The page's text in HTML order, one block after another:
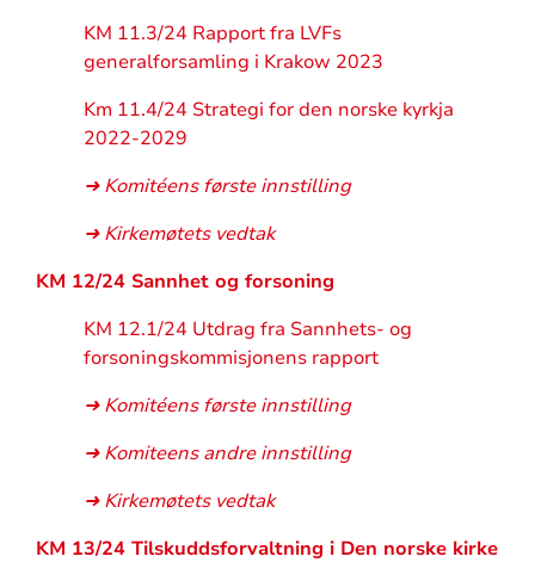
KM 11.3/24 Rapport fra LVFs
generalforsamling i Krakow 2023
Km 11.4/24 Strategi for den norske kyrkja
2022-2029
➜ Komitéens første innstilling
➜ Kirkemøtets vedtak
KM 12/24 Sannhet og forsoning
KM 12.1/24 Utdrag fra Sannhets- og
forsoningskommisjonens rapport
➜ Komitéens første innstilling
➜ Komiteens andre innstilling
➜ Kirkemøtets vedtak
KM 13/24 Tilskuddsforvaltning i Den norske kirke